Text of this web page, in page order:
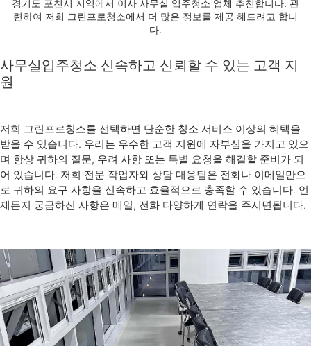
경기도 포천시 지역에서 이사 사무실 입주청소 업체 추천합니다. 관
련하여 저희 그린프로청소에서 더 많은 정보를 제공 해드려고 합니
다.
사무실입주청소 신속하고 신뢰할 수 있는 고객 지
원
저희 그린프로청소를 선택하면 단순한 청소 서비스 이상의 혜택을
받을 수 있습니다. 우리는 우수한 고객 지원에 자부심을 가지고 있으
며 항상 귀하의 질문, 우려 사항 또는 특별 요청을 해결할 준비가 되
어 있습니다. 저희 전문 작업자와 상담 대응팀은 전화나 이메일만으
로 귀하의 요구 사항을 신속하고 효율적으로 충족할 수 있습니다. 언
제든지 궁금하신 사항은 메일, 전화 다양하게 연락을 주시면됩니다.